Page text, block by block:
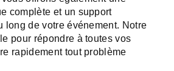
complète et un support
long de votre événement. Notre
pour répondre à toutes vos
rapidement tout problème